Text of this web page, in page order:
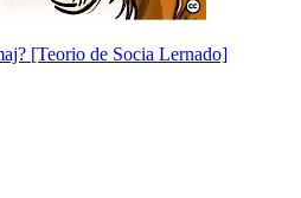
[Teorio de Socia Lernado]